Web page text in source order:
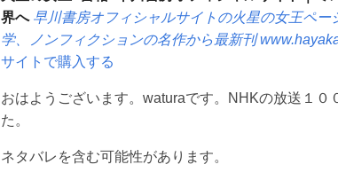
界へ 早川書房オフィシャルサイトの火星の女王ペ
学、ノンフィクションの名作から最新刊
サイトで購入する
おはようございます。waturaです。NHKの放送１
た。
ネタバレを含む可能性があります。